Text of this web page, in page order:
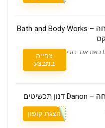
קופון עם 10% הנחה – Bath and Body Works
Bath and Body Works באת אנד בודי
צפייה
במבצע
הצגת קופון